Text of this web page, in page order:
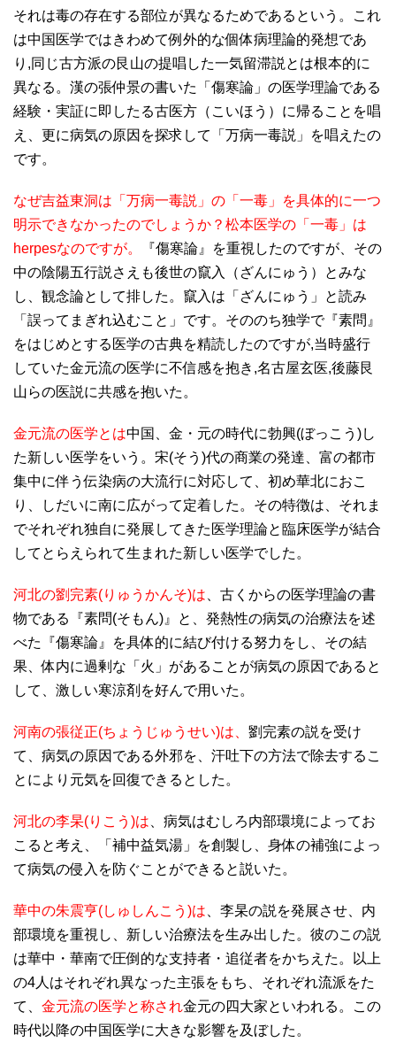
それは毒の存在する部位が異なるためであるという。これ
は中国医学ではきわめて例外的な個体病理論的発想であ
り,同じ古方派の艮山の提唱した一気留滞説とは根本的に
異なる。漢の張仲景の書いた「傷寒論」の医学理論である
経験・実証に即したる古医方（こいほう）に帰ることを唱
え、更に病気の原因を探求して「万病一毒説」を唱えたの
です。
なぜ吉益東洞は「万病一毒説」の「一毒」を具体的に一つ
明示できなかったのでしょうか？松本医学の「一毒」は
herpesなのですが。
『傷寒論』を重視したのですが、その
中の陰陽五行説さえも後世の竄入（ざんにゅう）とみな
し、観念論として排した。竄入は「ざんにゅう」と読み
「誤ってまぎれ込むこと」です。そののち独学で『素問』
をはじめとする医学の古典を精読したのですが,当時盛行
していた金元流の医学に不信感を抱き,名古屋玄医,後藤艮
山らの医説に共感を抱いた。
金元流の医学とは中国、金・元の時代に勃興(ぼっこう)し
た新しい医学をいう。宋(そう)代の商業の発達、富の都市
集中に伴う伝染病の大流行に対応して、初め華北におこ
り、しだいに南に広がって定着した。その特徴は、それま
でそれぞれ独自に発展してきた医学理論と臨床医学が結合
してとらえられて生まれた新しい医学でした。
河北の劉完素(りゅうかんそ)は 、古くからの医学理論の書
物である『素問(そもん)』と、発熱性の病気の治療法を述
べた『傷寒論』を具体的に結び付ける努力をし、その結
果、体内に過剰な「火」があることが病気の原因であると
して、激しい寒涼剤を好んで用いた。
河南の張従正(ちょうじゅうせい)は、 劉完素の説を受け
て、病気の原因である外邪を、汗吐下の方法で除去するこ
とにより元気を回復できるとした。
河北の李杲(りこう)は 、病気はむしろ内部環境によってお
こると考え、「補中益気湯」を創製し、身体の補強によっ
て病気の侵入を防ぐことができると説いた。
華中の朱震亨(しゅしんこう)は 、李杲の説を発展させ、内
部環境を重視し、新しい治療法を生み出した。彼のこの説
は華中・華南で圧倒的な支持者・追従者をかちえた。以上
の4人はそれぞれ異なった主張をもち、それぞれ流派をた
て、 金元流の医学と称され金元の四大家といわれる。この
時代以降の中国医学に大きな影響を及ぼした。